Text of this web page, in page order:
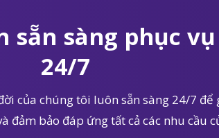
sẵn sàng phục
24/7
của chúng tôi luôn sẵn sàng 24/7
đảm bảo đáp ứng tất cả các nhu cầu